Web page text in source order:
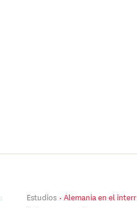
Estudios Alemania en el interregno